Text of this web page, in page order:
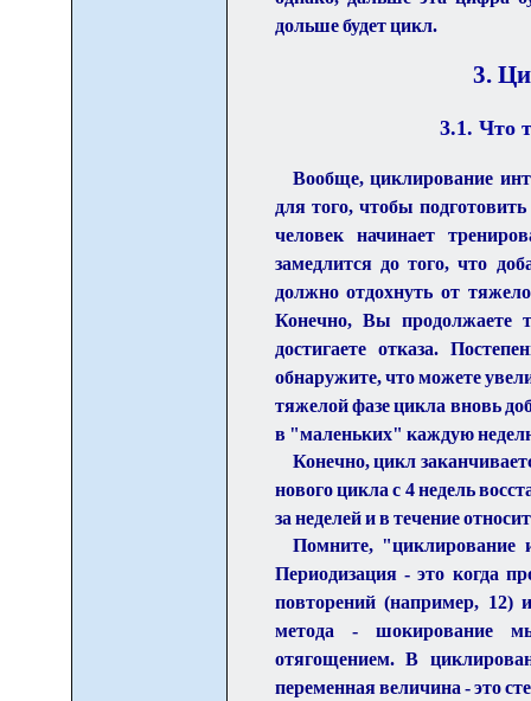
дольше будет цикл.
3.
3.1. Что
Вообще, циклирование
для того, чтобы
человек начинает
замедлится до того, что
должно отдохнуть от
Конечно, Вы продолжаете
достигаете отказа.
обнаружите, что можете
тяжелой фазе цикла вновь
в "маленьких" каждую
Конечно, цикл
нового цикла с 4 недель
за неделей и в течение
Помните, "циклирование
Периодизация - это когда
повторений (например, 12)
метода - шокирование
отягощением. В
переменная величина - это